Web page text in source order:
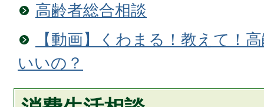
高齢者総合相談
【動画】くわまる！教えて！
いいの？